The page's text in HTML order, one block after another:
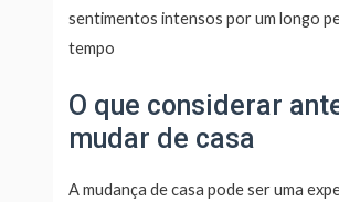
sentimentos intensos por um longo
tempo
O que considerar
mudar de casa
A mudança de casa pode ser uma